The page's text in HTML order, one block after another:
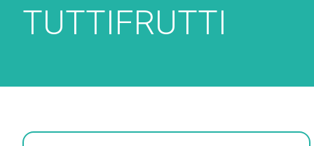
TUTTIFRUTTI